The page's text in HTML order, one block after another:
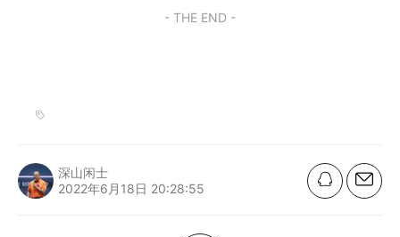
- THE END -
深山闲士
2022年6月18日 20:28:55